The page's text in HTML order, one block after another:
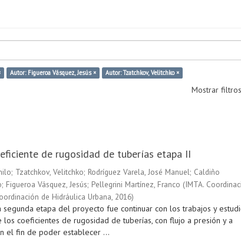
Autor: Figueroa Vásquez, Jesús × Autor: Tzatchkov, Velitchko ×
Mostrar
de rugosidad de tuberías etapa II
; Tzatchkov, Velitchko; Rodríguez Varela, José Manuel; Caldiño
; Figueroa Vásquez, Jesús; Pellegrini Martínez, Franco (IMTA.
de Hidráulica Urbana, 2016)
etapa del proyecto fue continuar con los trabajos y
coeficientes de rugosidad de tuberías, con flujo a presión y a
el fin de poder establecer ...